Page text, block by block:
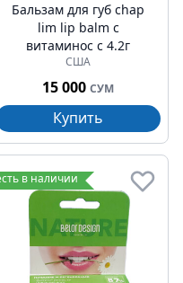
Бальзам для губ chap
lim lip balm c
витаминос с 4.2г
США
15 000 СУМ
Купить
в наличии